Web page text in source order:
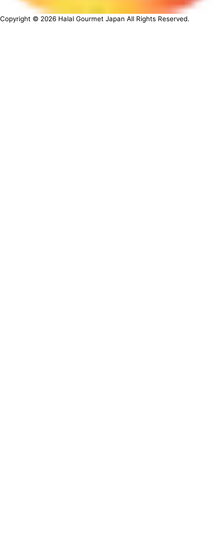
Copyright © 2026 Halal Gourmet Japan All Rights Reserved.